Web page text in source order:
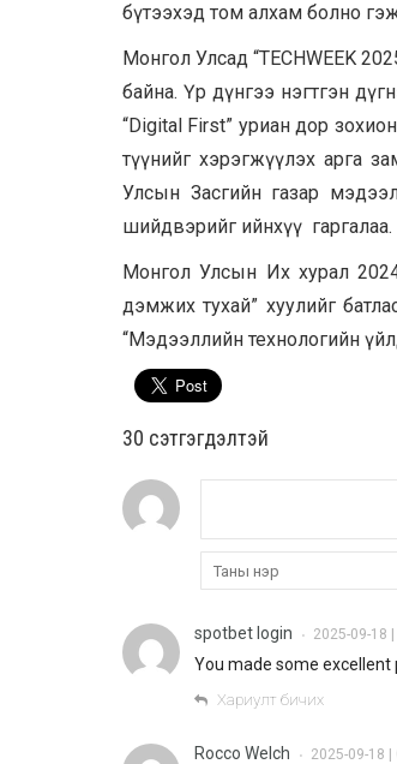
бүтээхэд том алхам болно
Монгол Улсад “TECHWEEK
байна. Үр дүнгээ нэгтгэн
“Digital First” уриан дор
түүнийг хэрэгжүүлэх арга
Улсын Засгийн газар
шийдвэрийг ийнхүү гаргалаа.
Монгол Улсын Их хурал
дэмжих тухай” хуулийг
“Мэдээллийн технологийн
30 cэтгэгдэлтэй
spotbet login • 2025-09-18
You made some excellent
Хариулт бичих
Rocco Welch • 2025-09-18 |